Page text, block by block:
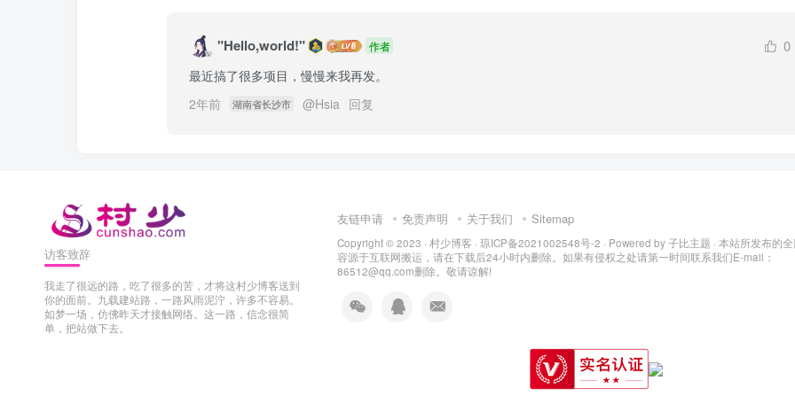
"Hello,world!" 作者 0
最近搞了很多项目，慢慢来我再发。
2年前
湖南省长沙市 @Hsia 回复
访客致辞
我走了很远的路，吃了很多的苦，才将这村少博客送到
你的面前。九载建站路，一路风雨泥泞，许多不容易。
如梦一场，仿佛昨天才接触网络。这一路，信念很简
单，把站做下去。
友链申请 免责声明 关于我们 Sitemap
Copyright © 2023 · 村少博客 · 琼ICP备2021002548号-2 · Powered by子比主题 · 本站所发布的
容源于互联网搬运，请在下载后24小时内删除。如果有侵权之处请第一时间联系我们E-mail：
86512@qq.com删除。敬请谅解!